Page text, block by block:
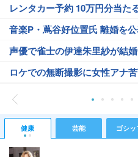
レンタカー予約 10万円分当た
音楽P・蔦谷好位置氏 離婚を
声優で雀士の伊達朱里紗が結婚
ロケでの無断撮影に女性アナ
健康 芸能 ゴシッ